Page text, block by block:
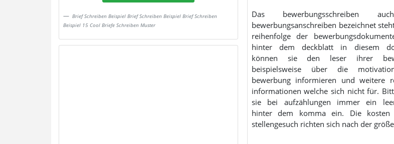
Brief Schreiben Beispiel Brief Schreiben Beispiel Brief Schreiben
Beispiel 15 Cool Briefe Schreiben Muster
Das bewerbungsschreiben
bewerbungsanschreiben bezeichnet
reihenfolge der
hinter dem deckblatt in diesem
können sie den leser ihrer
beispielsweise über die
bewerbung informieren und weitere
informationen welche sich nicht für. Bitte geben
sie bei aufzählungen immer ein
hinter dem komma ein. Die kosten für ein
stellengesuch richten sich nach der